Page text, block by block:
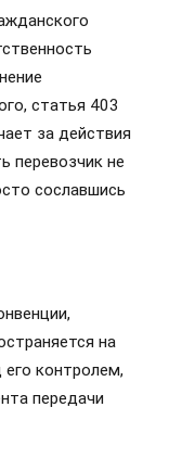
статья 403
за действия
перевозчик не
сославшись
на
его контролем,
передачи